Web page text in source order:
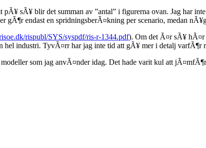
sÃ¥ blir det summan av ”antal” i figurerna ovan. Jag har
gÃ¶r endast en spridningsberÃ¤kning per scenario, medan
rispubl/SYS/syspdf/ris-r-1344.pdf). Om det Ã¤r sÃ¥ hÃ¤r
hel industri. TyvÃ¤rr har jag inte tid att gÃ¥ mer i detalj varfÃ¶r
som jag anvÃ¤nder idag. Det hade varit kul att